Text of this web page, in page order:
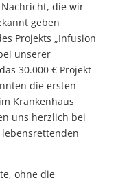
die wir
geben
Projekts „Infusion
unserer
30.000 € Projekt
die ersten
Krankenhaus
uns herzlich bei
ohne die